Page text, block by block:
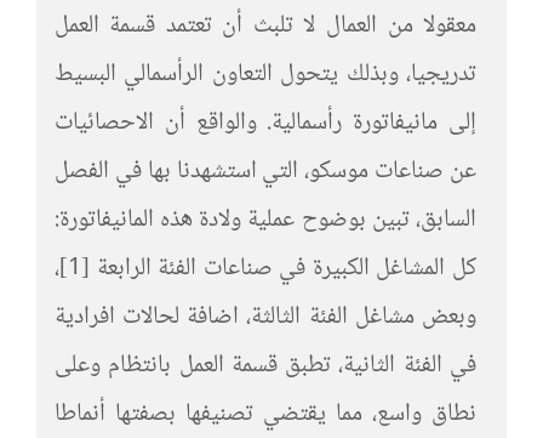
معقولا من العمال لا تلبث أن تعتمد قسمة العمل
تدريجيا، وبذلك يتحول التعاون الرأسمالي البسيط
إلى مانيفاتورة رأسمالية. والواقع أن الاحصائيات
عن صناعات موسكو، التي استشهدنا بها في الفصل
السابق، تبين بوضوح عملية ولادة هذه المانيفاتورة:
كل المشاغل الكبيرة في صناعات الفئة الرابعة [1]،
وبعض مشاغل الفئة الثالثة، اضافة لحالات افرادية
في الفئة الثانية، تطبق قسمة العمل بانتظام وعلى
نطاق واسع، مما يقتضي تصنيفها بصفتها أنماطا